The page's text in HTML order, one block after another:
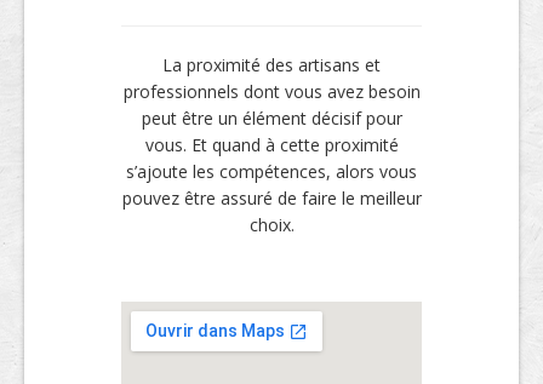
La proximité des artisans et
professionnels dont vous avez besoin
peut être un élément décisif pour
vous. Et quand à cette proximité
s’ajoute les compétences, alors vous
pouvez être assuré de faire le meilleur
choix.